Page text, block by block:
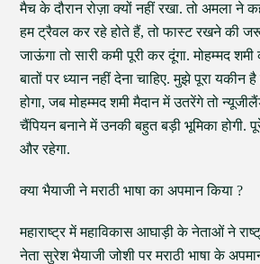
मैच के दौरान रोज़ा क्यों नहीं रखा. तो अमला ने
हम ट्रैवल कर रहे होते हैं, तो फास्ट रखने की
जाऊंगा तो सारी कमी पूरी कर दूंगा. मोहम्मद
बातों पर ध्यान नहीं देना चाहिए. मुझे पूरा यकीन
होगा, जब मोहम्मद शमी मैदान में उतरेंगे तो
चैंपियन बनाने में उनकी बहुत बड़ी भूमिका होगी.
और रहेगा.
क्या भैयाजी ने मराठी भाषा का अपमान किया ?
महाराष्ट्र में महाविकास आघाड़ी के नेताओं ने
नेता सुरेश भैयाजी जोशी पर मराठी भाषा के